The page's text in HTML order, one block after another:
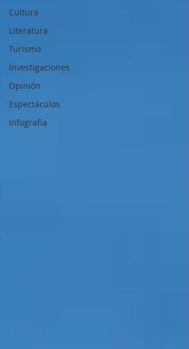
Cultura
Literatura
Turismo
Investigaciones
Opinión
Espectáculos
Infografía